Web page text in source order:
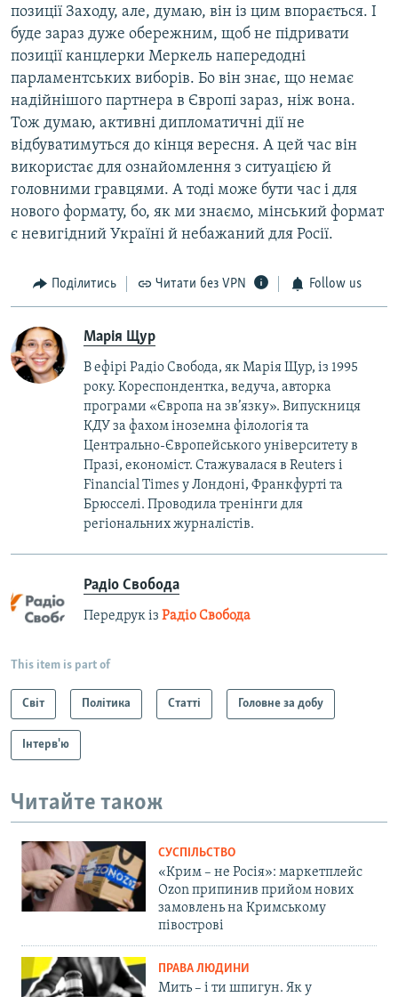
позиції Заходу, але, думаю, він із цим впорається. І
буде зараз дуже обережним, щоб не підривати
позиції канцлерки Меркель напередодні
парламентських виборів. Бо він знає, що немає
надійнішого партнера в Європі зараз, ніж вона.
Тож думаю, активні дипломатичні дії не
відбуватимуться до кінця вересня. А цей час він
використає для ознайомлення з ситуацією й
головними гравцями. А тоді може бути час і для
нового формату, бо, як ми знаємо, мінський формат
є невигідний Україні й небажаний для Росії.
Поділитись Читати без VPN Follow us
Марія Щур
В ефірі Радіо Свобода, як Марія Щур, із 1995
року. Кореспондентка, ведуча, авторка
програми «Європа на зв’язку». Випускниця
КДУ за фахом іноземна філологія та
Центрально-Європейського університету в
Празі, економіст. Стажувалася в Reuters і
Financial Times у Лондоні, Франкфурті та
Брюсселі. Проводила тренінги для
регіональних журналістів.
Радіо Свобода
Передрук із Радіо Свобода
This item is part of
Світ Політика Статті Головне за добу
Інтерв'ю
Читайте також
СУСПІЛЬСТВО
«Крим – не Росія»: маркетплейс
Ozon припинив прийом нових
замовлень на Кримському
півострові
ПРАВА ЛЮДИНИ
Мить – і ти шпигун. Як у